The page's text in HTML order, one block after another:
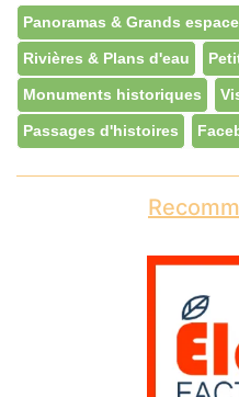
Panoramas & Grands
Rivières & Plans d'eau
Monuments historiques
Passages d'histoires